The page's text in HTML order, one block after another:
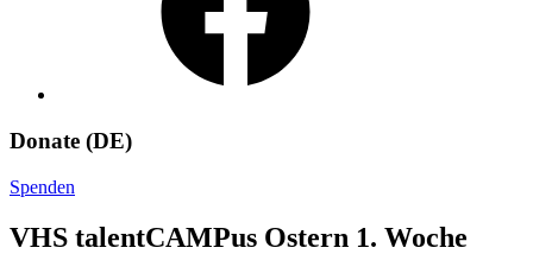
Donate (DE)
Spenden
VHS talentCAMPus Ostern 1. Woche